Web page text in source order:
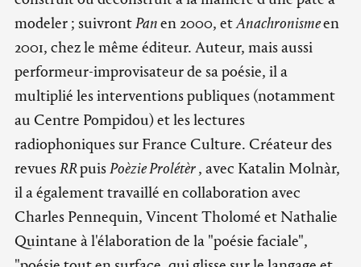
modeler ; suivrontPanen 2000, etAnachronismeen
2001, chez le même éditeur. Auteur, mais aussi
performeur-improvisateur de sa poésie, il a
multiplié les interventions publiques (notamment
au Centre Pompidou) et les lectures
radiophoniques sur France Culture. Créateur des
revuesRRpuisPoèzie Prolétèr, avec Katalin Molnàr,
il a également travaillé en collaboration avec
Charles Pennequin, Vincent Tholomé et Nathalie
Quintane à l'élaboration de la "poésie faciale",